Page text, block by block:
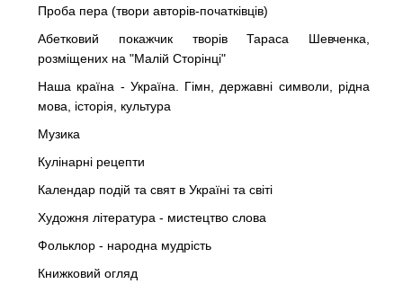
Проба пера (твори авторів-початківців)
Абетковий покажчик творів Тараса Шевченка,
розміщених на "Малій Сторінці"
Наша країна - Україна. Гімн, державні символи, рідна
мова, історія, культура
Музика
Кулінарні рецепти
Календар подій та свят в Україні та світі
Художня література - мистецтво слова
Фольклор - народна мудрість
Книжковий огляд